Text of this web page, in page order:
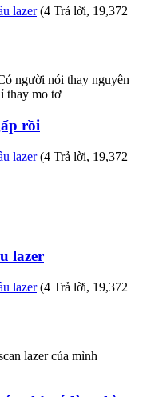
lazer(4 Trả lời, 19,372
người nói thay nguyên
thay mo tơ
rồi
lazer(4 Trả lời, 19,372
lazer
lazer(4 Trả lời, 19,372
lazer của mình